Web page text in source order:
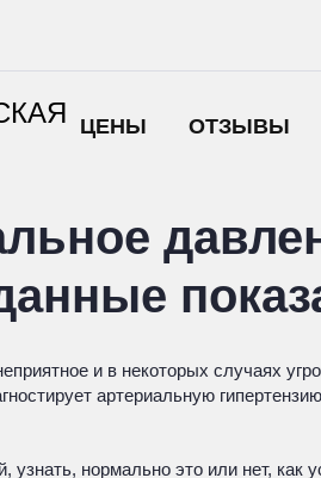
ЦЕНЫ ОТЗЫВЫ
и в некоторых случаях
артериальную
узнать, нормально это или нет,